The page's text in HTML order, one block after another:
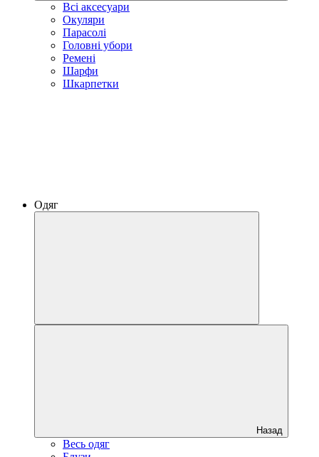
Всі аксесуари
Окуляри
Парасолі
Головні убори
Ремені
Шарфи
Шкарпетки
Одяг
Назад
Весь одяг